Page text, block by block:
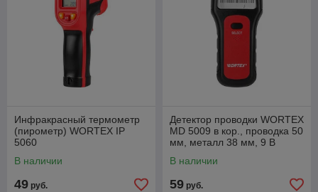
Инфракрасный термометр
(пирометр) WORTEX IP
5060
чувствительности 0,1-1,0
В наличии
49 руб.
Детектор проводки WORTEX
MD 5009 в кор., проводка 50
мм, металл 38 мм, 9 В
В наличии
59 руб.